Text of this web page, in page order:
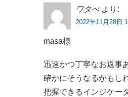
ワタべ より:
2022年11月28日
masa様
迅速かつ丁寧なお返事
確かにそうなるかもし
把握できるインジケー